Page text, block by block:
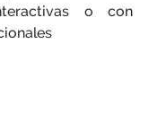
o con